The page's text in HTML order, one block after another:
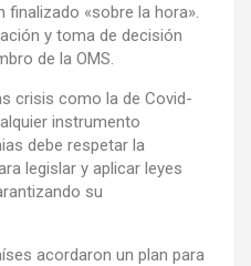
finalizado «sobre la hora».
y toma de decisión
de la OMS.
crisis como la de Covid-
instrumento
debe respetar la
legislar y aplicar leyes
su
acordaron un plan para